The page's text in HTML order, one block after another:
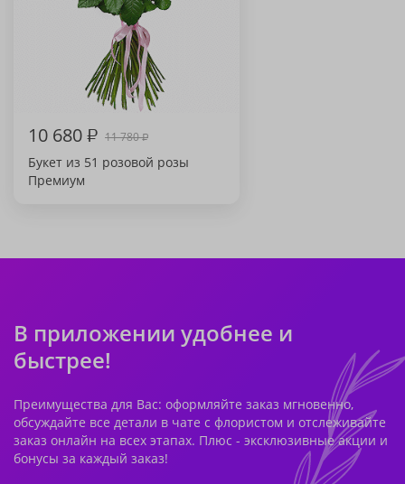
10 680₽ 11 780₽
Букет из 51 розовой розы
Премиум
В приложении удобнее и
быстрее!
Преимущества для Вас: оформляйте заказ мгновенно,
обсуждайте все детали в чате с флористом и отслеживайте
заказ онлайн на всех этапах. Плюс - эксклюзивные акции и
бонусы за каждый заказ!